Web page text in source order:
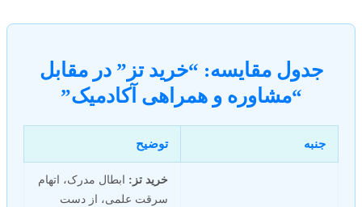
جدول مقایسه: “خرید تز” در مقابل
“مشاوره و همراهی آکادمیک”
جنبه توضیح
خرید تز: ابطال مدرک، اتهام
سرقت علمی، از دست